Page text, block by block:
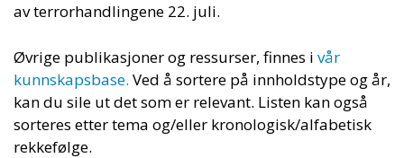
av terrorhandlingene 22. juli.
Øvrige publikasjoner og ressurser, finnes i vår
kunnskapsbase. Ved å sortere på innholdstype og år,
kan du sile ut det som er relevant. Listen kan også
sorteres etter tema og/eller kronologisk/alfabetisk
rekkefølge.